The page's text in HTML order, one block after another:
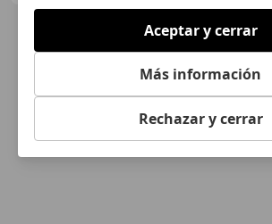
Aceptar y cerrar
Más información
Rechazar y cerrar